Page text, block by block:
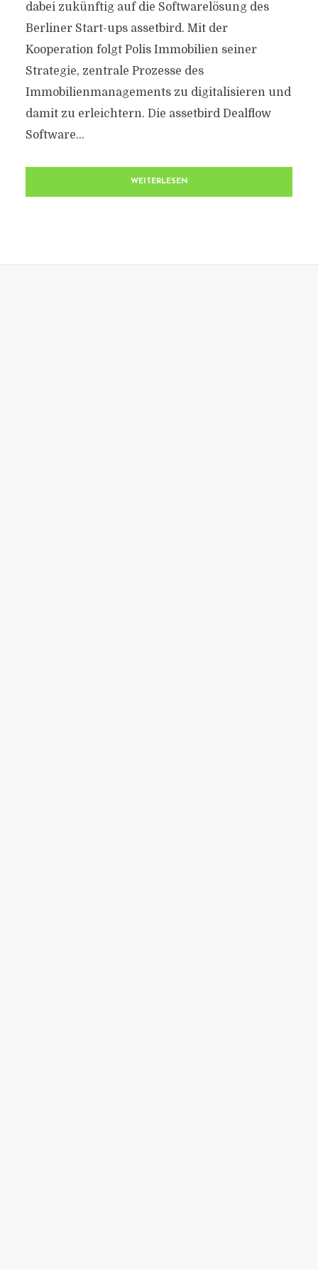
dabei zukünftig auf die Softwarelösung des
Berliner Start-ups assetbird. Mit der
Kooperation folgt Polis Immobilien seiner
Strategie, zentrale Prozesse des
Immobilienmanagements zu digitalisieren und
damit zu erleichtern. Die assetbird Dealflow
Software...
WEITERLESEN